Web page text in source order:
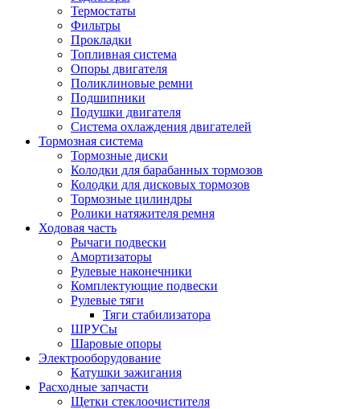
Термостаты
Фильтры
Прокладки
Топливная система
Опоры двигателя
Поликлиновые ремни
Подшипники
Подушки двигателя
Система охлаждения двигателей
Тормозная система
Тормозные диски
Колодки для барабанных тормозов
Колодки для дисковых тормозов
Тормозные цилиндры
Ролики натяжителя ремня
Ходовая часть
Рычаги подвески
Амортизаторы
Рулевые наконечники
Комплектующие подвески
Рулевые тяги
Тяги стабилизатора
ШРУСы
Шаровые опоры
Электрооборудование
Катушки зажигания
Расходные запчасти
Щетки стеклоочистителя